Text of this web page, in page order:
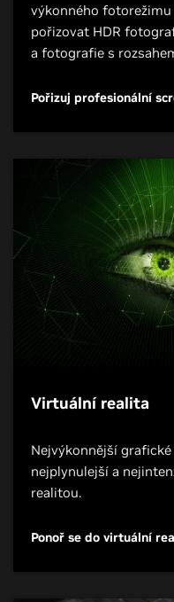
výkonného
pořizovat HDR
a fotografie s
Pořizuj profesionální
Virtuální realita
Nejvýkonnější
nejplynulejší a
realitou.
Ponoř se do virtuální